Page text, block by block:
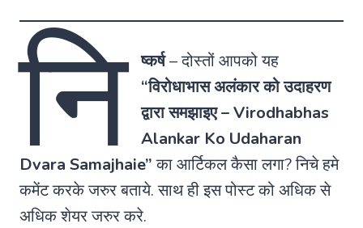
नि ष्कर्ष– दोस्तों आपको यह
“विरोधाभास अलंकार को उदाहरण
द्वारा समझाइए – Virodhabhas
Alankar Ko Udaharan
Dvara Samajhaie”का आर्टिकल कैसा लगा? निचे हमे
कमेंट करके जरुर बताये. साथ ही इस पोस्ट को अधिक से
अधिक शेयर जरुर करे.